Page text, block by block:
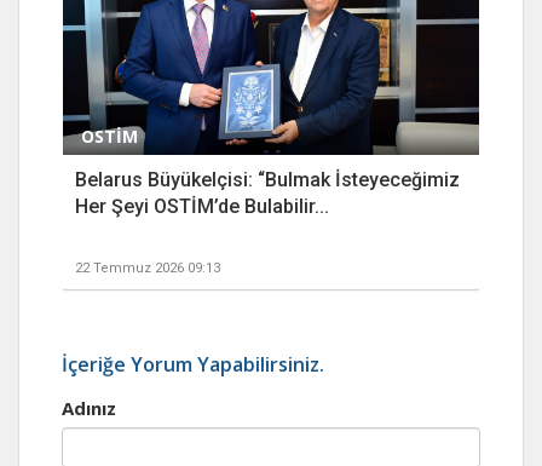
OSTİM
Belarus Büyükelçisi: “Bulmak İsteyeceğimiz
Her Şeyi OSTİM’de Bulabilir...
22 Temmuz 2026 09:13
İçeriğe Yorum Yapabilirsiniz.
Adınız